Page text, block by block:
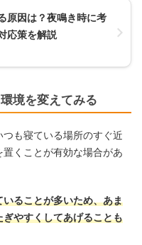
原因は？夜鳴き時に考
応策を解説
境を変えてみる
も寝ている場所のすぐ近
くことが有効な場合があ
ることが多いため、あま
やすくしてあげることも